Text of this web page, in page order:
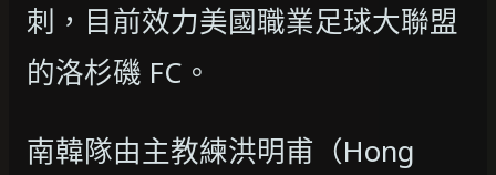
刺，目前效力美國職業足球大聯盟
的洛杉磯 FC。
南韓隊由主教練洪明甫（Hong